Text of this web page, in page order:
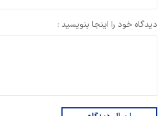
دیدگاه خود را اینجا بنویسید :